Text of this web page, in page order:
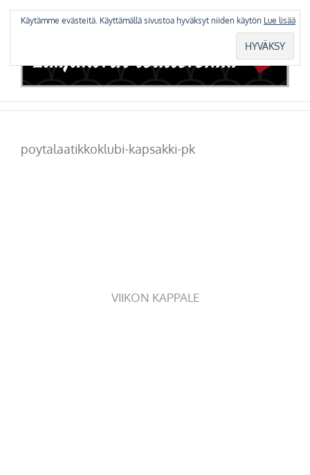
poytalaatikkoklubi-kapsakki-pk
VIIKON KAPPALE
Käytämme evästeitä. Käyttämällä sivustoa hyväksyt niiden käytön Lue lisää